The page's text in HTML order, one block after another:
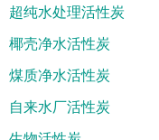
超纯水处理活性炭
椰壳净水活性炭
煤质净水活性炭
自来水厂活性炭